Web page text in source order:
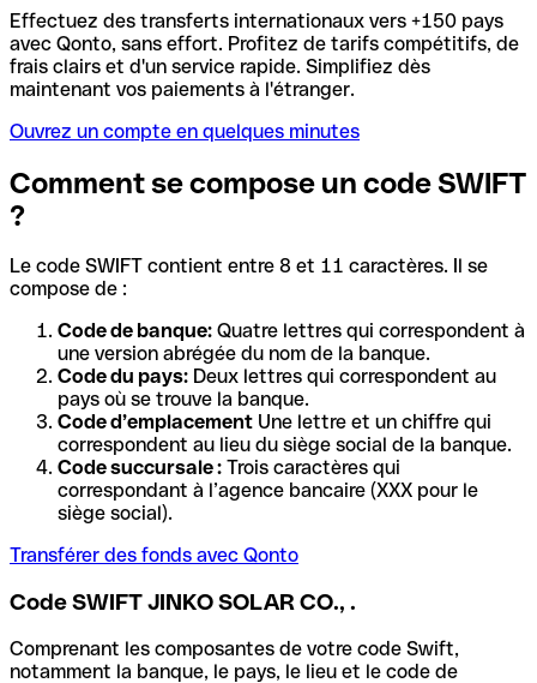
Effectuez des transferts internationaux vers +150 pays
avec Qonto, sans effort. Profitez de tarifs compétitifs, de
frais clairs et d'un service rapide. Simplifiez dès
maintenant vos paiements à l'étranger.
Ouvrez un compte en quelques minutes
Comment se compose un code SWIFT
?
Le code SWIFT contient entre 8 et 11 caractères. Il se
compose de :
Code de banque: Quatre lettres qui correspondent à
une version abrégée du nom de la banque.
Code du pays: Deux lettres qui correspondent au
pays où se trouve la banque.
Code d’emplacement Une lettre et un chiffre qui
correspondent au lieu du siège social de la banque.
Code succursale : Trois caractères qui
correspondant à l’agence bancaire (XXX pour le
siège social).
Transférer des fonds avec Qonto
Code SWIFT JINKO SOLAR CO., .
Comprenant les composantes de votre code Swift,
notamment la banque, le pays, le lieu et le code de